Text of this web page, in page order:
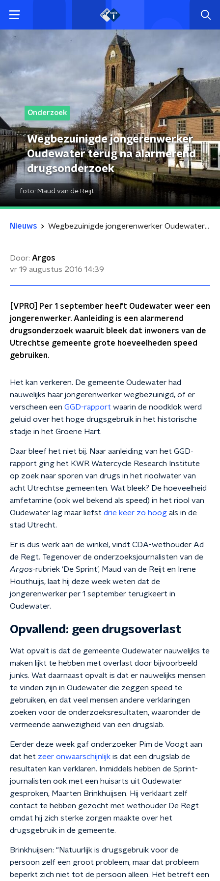
Onderzoek
Wegbezuinigde jongerenwerker
Oudewater terug na alarmerend
drugsonderzoek
foto: Maud van de Reijt
Nieuws Wegbezuinigde jongerenwerker Oudewater terug na alarmerend drugsonderzoek
Door: Argos
vr 19 augustus 2016 14:39
[VPRO] Per 1 september heeft Oudewater weer een
jongerenwerker. Aanleiding is een alarmerend
drugsonderzoek waaruit bleek dat inwoners van de
Utrechtse gemeente grote hoeveelheden speed
gebruiken.
Het kan verkeren. De gemeente Oudewater had
nauwelijks haar jongerenwerker wegbezuinigd, of er
verscheen een GGD-rapport waarin de noodklok werd
geluid over het hoge drugsgebruik in het historische
stadje in het Groene Hart.
Daar bleef het niet bij. Naar aanleiding van het GGD-
rapport ging het KWR Watercycle Research Institute
op zoek naar sporen van drugs in het rioolwater van
acht Utrechtse gemeenten. Wat bleek? De hoeveelheid
amfetamine (ook wel bekend als speed) in het riool van
Oudewater lag maar liefst drie keer zo hoog als in de
stad Utrecht.
Er is dus werk aan de winkel, vindt CDA-wethouder Ad
de Regt. Tegenover de onderzoeksjournalisten van de
Argos-rubriek ‘De Sprint’, Maud van de Reijt en Irene
Houthuijs, laat hij deze week weten dat de
jongerenwerker per 1 september terugkeert in
Oudewater.
Opvallend: geen drugsoverlast
Wat opvalt is dat de gemeente Oudewater nauwelijks te
maken lijkt te hebben met overlast door bijvoorbeeld
junks. Wat daarnaast opvalt is dat er nauwelijks mensen
te vinden zijn in Oudewater die zeggen speed te
gebruiken, en dat veel mensen andere verklaringen
zoeken voor de onderzoeksresultaten, waaronder de
vermeende aanwezigheid van een drugslab.
Eerder deze week gaf onderzoeker Pim de Voogt aan
dat het zeer onwaarschijnlijk is dat een drugslab de
resultaten kan verklaren. Inmiddels hebben de Sprint-
journalisten ook met een huisarts uit Oudewater
gesproken, Maarten Brinkhuijsen. Hij verklaart zelf
contact te hebben gezocht met wethouder De Regt
omdat hij zich sterke zorgen maakte over het
drugsgebruik in de gemeente.
Brinkhuijsen: "Natuurlijk is drugsgebruik voor de
persoon zelf een groot probleem, maar dat probleem
beperkt zich niet tot de persoon alleen. Het betreft een